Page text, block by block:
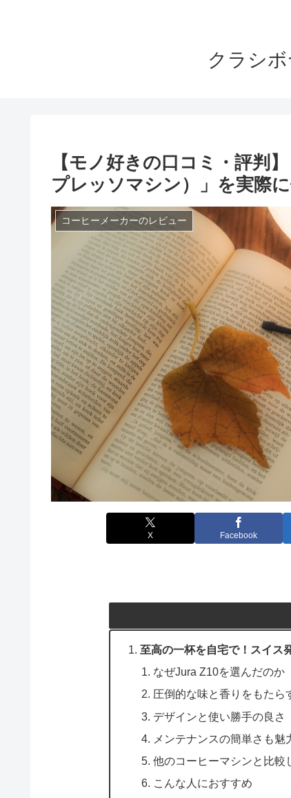
クラシ
【モノ好きの口コミ・評判
プレッソマシン）」を実際
コーヒーメーカーのレビュー
X Facebook
至高の一杯を自宅で！スイス
なぜJura Z10を選んだのか
圧倒的な味と香りをもたら
デザインと使い勝手の良さ
メンテナンスの簡単さも魅
他のコーヒーマシンと比較
こんな人におすすめ